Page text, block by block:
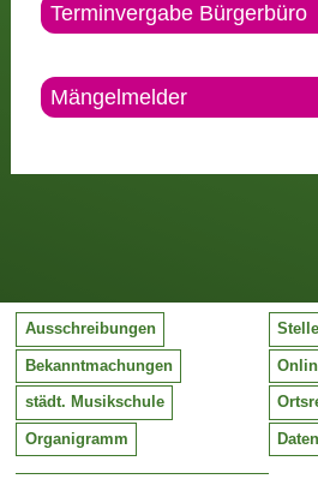
Terminvergabe Bürgerbüro
Mängelmelder
Ausschreibungen
Bekanntmachungen
städt. Musikschule
Organigramm